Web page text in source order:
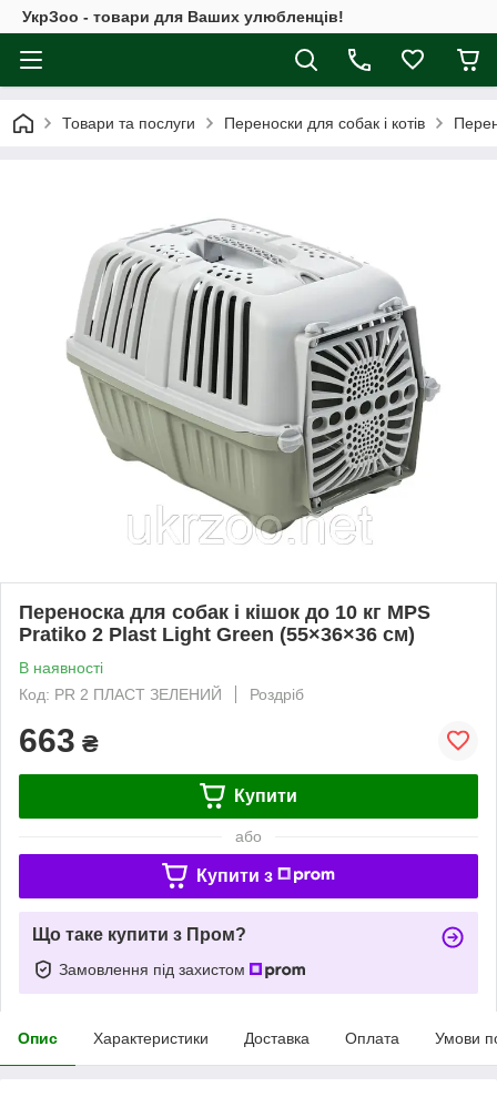
УкрЗоо - товари для Ваших улюбленців!
Товари та послуги Переноски для собак і котів
Переноска для собак і кішок до 10 кг MPS
Pratiko 2 Plast Light Green (55×36×36 см)
В наявності
Код: PR 2 ПЛАСТ ЗЕЛЕНИЙ
Роздріб
663 ₴
Купити
або
Купити з
Що таке купити з Пром?
Замовлення під захистом
Опис Характеристики Доставка Оплата Умови